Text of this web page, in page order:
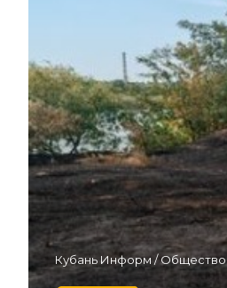
Кубань Информ /Общество